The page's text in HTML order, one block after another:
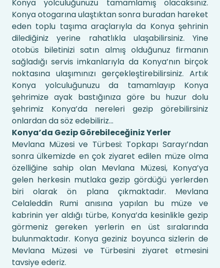
Konya yolculuğunuzu tamamlamış olacaksınız.
Konya otogarına ulaştıktan sonra buradan hareket
eden toplu taşıma araçlarıyla da Konya şehrinin
dilediğiniz yerine rahatlıkla ulaşabilirsiniz. Yine
otobüs biletinizi satın almış olduğunuz firmanın
sağladığı servis imkanlarıyla da Konya’nın birçok
noktasına ulaşımınızı gerçekleştirebilirsiniz. Artık
Konya yolculuğunuzu da tamamlayıp Konya
şehrimize ayak bastığınıza göre bu huzur dolu
şehrimiz Konya’da nereleri gezip görebilirsiniz
onlardan da söz edebiliriz...
Konya’da Gezip Görebileceğiniz Yerler
Mevlana Müzesi ve Türbesi: Topkapı Sarayı’ndan
sonra ülkemizde en çok ziyaret edilen müze olma
özelliğine sahip olan Mevlana Müzesi, Konya’ya
gelen herkesin mutlaka gezip gördüğü yerlerden
biri olarak ön plana çıkmaktadır. Mevlana
Celaleddin Rumi anısına yapılan bu müze ve
kabrinin yer aldığı türbe, Konya’da kesinlikle gezip
görmeniz gereken yerlerin en üst sıralarında
bulunmaktadır. Konya geziniz boyunca sizlerin de
Mevlana Müzesi ve Türbesini ziyaret etmesini
tavsiye ederiz.